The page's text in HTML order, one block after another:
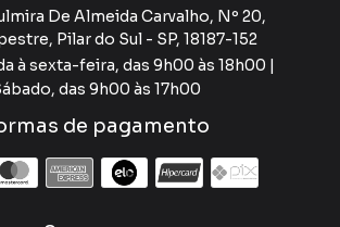
De Almeida Carvalho, Nº 20,
Pilar do Sul - SP, 18187-152
à sexta-feira, das 9h00 às 18h00 |
das 9h00 às 17h00
de pagamento